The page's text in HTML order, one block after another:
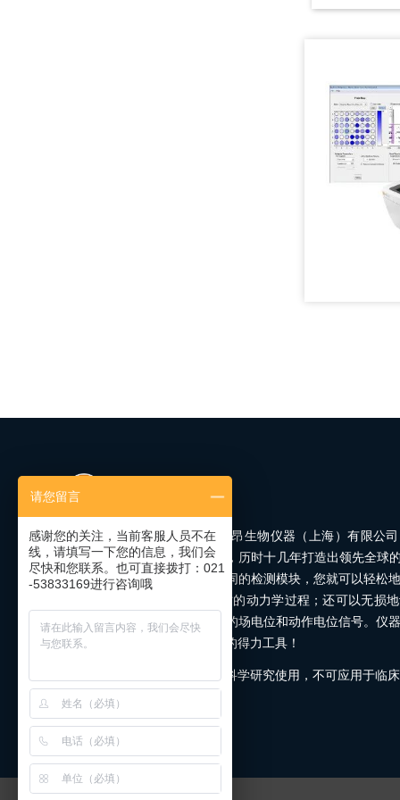
Axion BioSystems（蔼可芯昂生物仪器（上海）有限公
捕获细胞的复杂生物学信息，历时十几年打造出领先全球
平台。在这个平台上选择不同的检测模块，您就可以轻松
方式实时监测细胞生长/死亡的动力学过程；还可以无损
细胞（如神经和心肌细胞）的场电位和动作电位信号。仪
直观，是获得细胞表型数据的得力工具！
本网站所有产品和数据仅供科学研究使用，不可应用于临
请您留言
感谢您的关注，当前客服人员不在
线，请填写一下您的信息，我们会
尽快和您联系。也可直接拨打：021
-53833169进行咨询哦